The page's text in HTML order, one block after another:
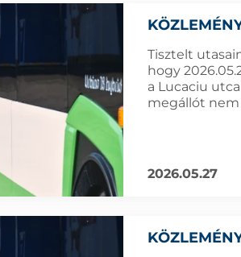
Tisztelt
hogy
a Lucaciu
megállót
2026.05.27